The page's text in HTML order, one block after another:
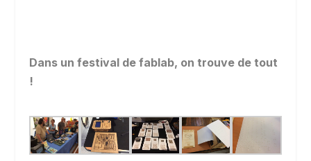
Dans un festival de fablab, on trouve de tout
!